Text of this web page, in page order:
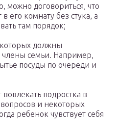
можно договориться, что
его комнату без стука, а
там порядок;
должны
члены семьи. Например,
посуды по очереди и
подростка в
и некоторых
ребенок чувствует себя